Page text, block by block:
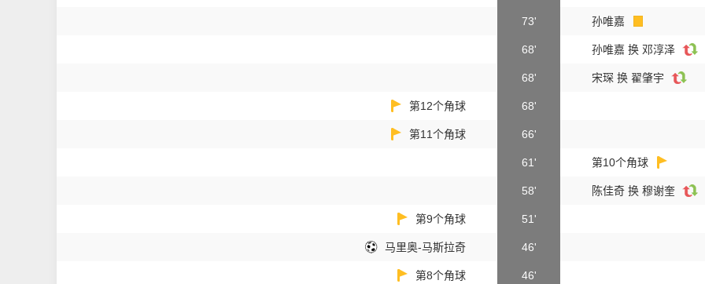
孙唯嘉
73'
孙唯嘉 换 邓淳泽
68'
宋琛 换 翟肇宇
68'
第12个角球 68'
第11个角球 66'
第10个角球
61'
陈佳奇 换 穆谢奎
58'
第9个角球 51'
马里奥-马斯拉奇 46'
第8个角球 46'